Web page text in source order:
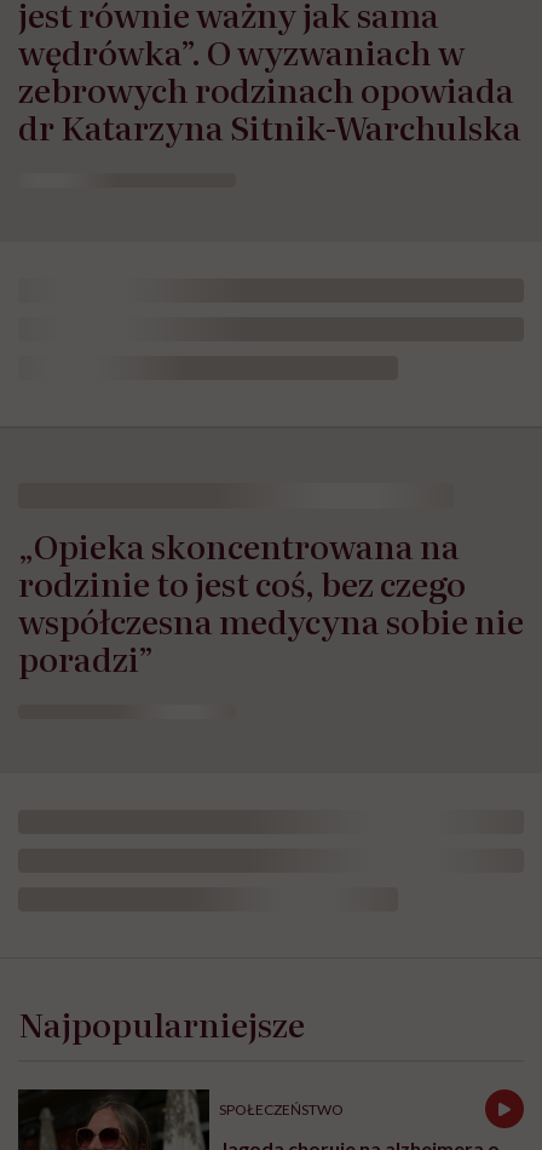
jest równie ważny jak sama
wędrówka”. O wyzwaniach w
zebrowych rodzinach opowiada
dr Katarzyna Sitnik-Warchulska
„Opieka skoncentrowana na
rodzinie to jest coś, bez czego
współczesna medycyna sobie nie
poradzi”
Najpopularniejsze
SPOŁECZEŃSTWO